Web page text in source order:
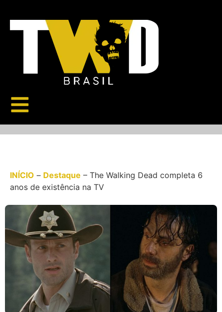
INÍCIO – Destaque – The Walking Dead completa 6
anos de existência na TV